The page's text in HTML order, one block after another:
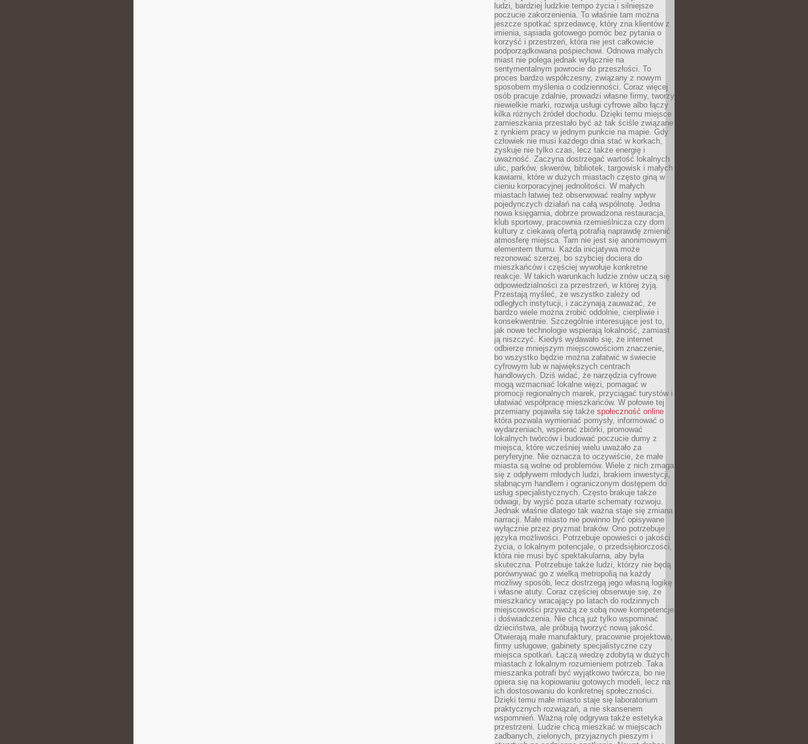
ludzi, bardziej ludzkie tempo życia i silniejsze
poczucie zakorzenienia. To właśnie tam można
jeszcze spotkać sprzedawcę, który zna klientów z
imienia, sąsiada gotowego pomóc bez pytania o
korzyść i przestrzeń, która nie jest całkowicie
podporządkowana pośpiechowi. Odnowa małych
miast nie polega jednak wyłącznie na
sentymentalnym powrocie do przeszłości. To
proces bardzo współczesny, związany z nowym
sposobem myślenia o codzienności. Coraz więcej
osób pracuje zdalnie, prowadzi własne firmy, tworzy
niewielkie marki, rozwija usługi cyfrowe albo łączy
kilka różnych źródeł dochodu. Dzięki temu miejsce
zamieszkania przestało być aż tak ściśle związane
z rynkiem pracy w jednym punkcie na mapie. Gdy
człowiek nie musi każdego dnia stać w korkach,
zyskuje nie tylko czas, lecz także energię i
uważność. Zaczyna dostrzegać wartość lokalnych
ulic, parków, skwerów, bibliotek, targowisk i małych
kawiarni, które w dużych miastach często giną w
cieniu korporacyjnej jednolitości. W małych
miastach łatwiej też obserwować realny wpływ
pojedynczych działań na całą wspólnotę. Jedna
nowa księgarnia, dobrze prowadzona restauracja,
klub sportowy, pracownia rzemieślnicza czy dom
kultury z ciekawą ofertą potrafią naprawdę zmienić
atmosferę miejsca. Tam nie jest się anonimowym
elementem tłumu. Każda inicjatywa może
rezonować szerzej, bo szybciej dociera do
mieszkańców i częściej wywołuje konkretne
reakcje. W takich warunkach ludzie znów uczą się
odpowiedzialności za przestrzeń, w której żyją.
Przestają myśleć, że wszystko zależy od
odległych instytucji, i zaczynają zauważać, że
bardzo wiele można zrobić oddolnie, cierpliwie i
konsekwentnie. Szczególnie interesujące jest to,
jak nowe technologie wspierają lokalność, zamiast
ją niszczyć. Kiedyś wydawało się, że internet
odbierze mniejszym miejscowościom znaczenie,
bo wszystko będzie można załatwić w świecie
cyfrowym lub w największych centrach
handlowych. Dziś widać, że narzędzia cyfrowe
mogą wzmacniać lokalne więzi, pomagać w
promocji regionalnych marek, przyciągać turystów i
ułatwiać współpracę mieszkańców. W połowie tej
przemiany pojawiła się także społeczność online
która pozwala wymieniać pomysły, informować o
wydarzeniach, wspierać zbiórki, promować
lokalnych twórców i budować poczucie dumy z
miejsca, które wcześniej wielu uważało za
peryferyjne. Nie oznacza to oczywiście, że małe
miasta są wolne od problemów. Wiele z nich zmaga
się z odpływem młodych ludzi, brakiem inwestycji,
słabnącym handlem i ograniczonym dostępem do
usług specjalistycznych. Często brakuje także
odwagi, by wyjść poza utarte schematy rozwoju.
Jednak właśnie dlatego tak ważna staje się zmiana
narracji. Małe miasto nie powinno być opisywane
wyłącznie przez pryzmat braków. Ono potrzebuje
języka możliwości. Potrzebuje opowieści o jakości
życia, o lokalnym potencjale, o przedsiębiorczości,
która nie musi być spektakularna, aby była
skuteczna. Potrzebuje także ludzi, którzy nie będą
porównywać go z wielką metropolią na każdy
możliwy sposób, lecz dostrzegą jego własną logikę
i własne atuty. Coraz częściej obserwuje się, że
mieszkańcy wracający po latach do rodzinnych
miejscowości przywożą ze sobą nowe kompetencje
i doświadczenia. Nie chcą już tylko wspominać
dzieciństwa, ale próbują tworzyć nową jakość.
Otwierają małe manufaktury, pracownie projektowe,
firmy usługowe, gabinety specjalistyczne czy
miejsca spotkań. Łączą wiedzę zdobytą w dużych
miastach z lokalnym rozumieniem potrzeb. Taka
mieszanka potrafi być wyjątkowo twórcza, bo nie
opiera się na kopiowaniu gotowych modeli, lecz na
ich dostosowaniu do konkretnej społeczności.
Dzięki temu małe miasto staje się laboratorium
praktycznych rozwiązań, a nie skansenem
wspomnień. Ważną rolę odgrywa także estetyka
przestrzeni. Ludzie chcą mieszkać w miejscach
zadbanych, zielonych, przyjaznych pieszym i